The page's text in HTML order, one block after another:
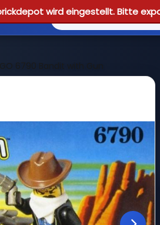
wird eingestellt. Bitte
6790 Bandit with Gun